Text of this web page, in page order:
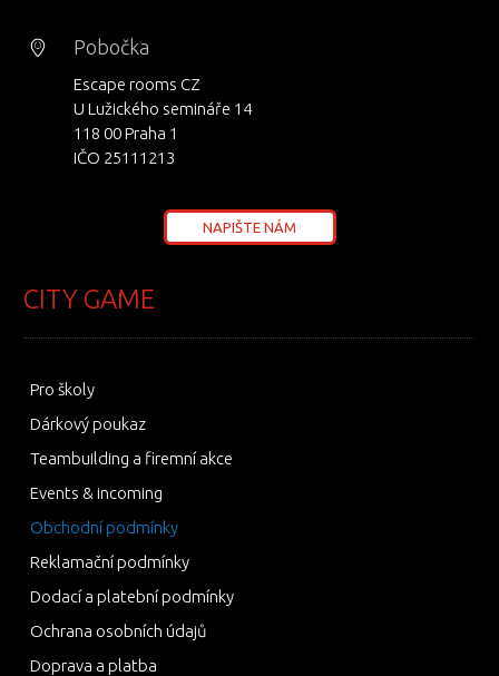
Pobočka
Escape rooms CZ
U Lužického semináře 14
118 00 Praha 1
IČO 25111213
NAPIŠTE NÁM
CITY GAME
Pro školy
Dárkový poukaz
Teambuilding a firemní akce
Events & incoming
Obchodní podmínky
Reklamační podmínky
Dodací a platební podmínky
Ochrana osobních údajů
Doprava a platba